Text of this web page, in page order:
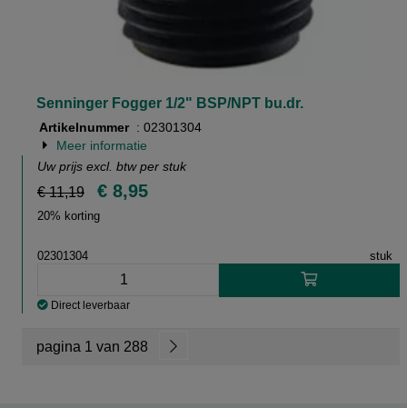
Senninger Fogger 1/2" BSP/NPT bu.dr.
Artikelnummer : 02301304
Meer informatie
Uw prijs excl. btw per stuk
€ 11,19 € 8,95
20% korting
02301304 stuk
Direct leverbaar
pagina 1 van 288